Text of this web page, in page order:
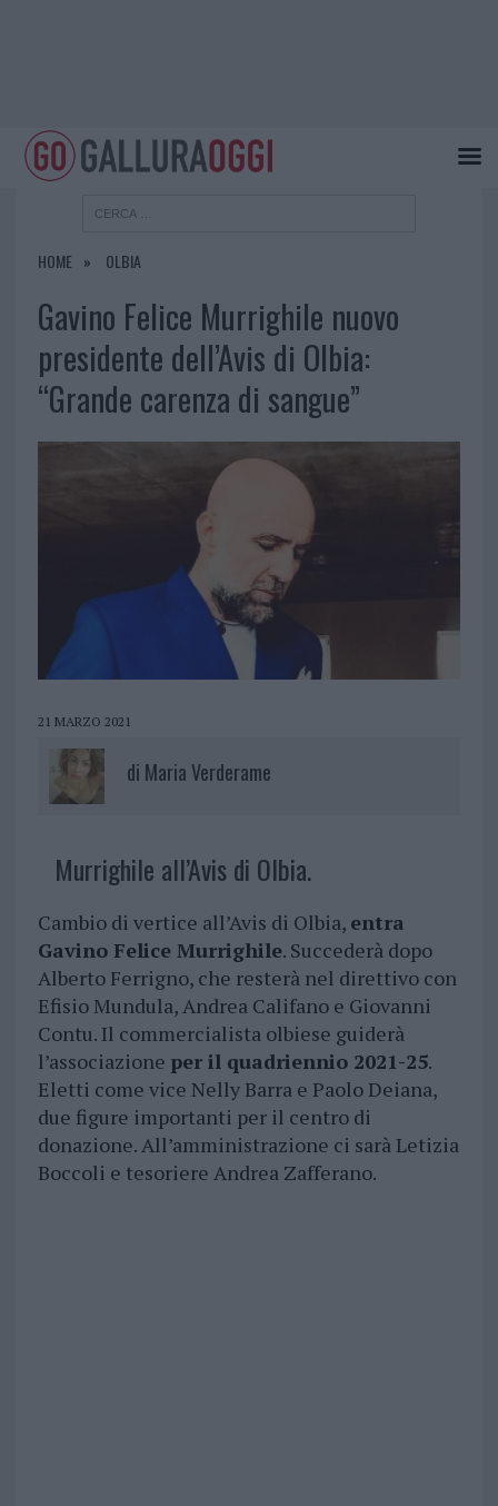
HOME OLBIA
Gavino Felice Murrighile nuovo
presidente dell’Avis di Olbia:
“Grande carenza di sangue”
21 MARZO 2021
di Maria Verderame
Murrighile all’Avis di Olbia.
Cambio di vertice all’Avis di Olbia, entra
Gavino Felice Murrighile. Succederà dopo
Alberto Ferrigno, che resterà nel direttivo con
Efisio Mundula, Andrea Califano e Giovanni
Contu. Il commercialista olbiese guiderà
l’associazione per il quadriennio 2021-25.
Eletti come vice Nelly Barra e Paolo Deiana,
due figure importanti per il centro di
donazione. All’amministrazione ci sarà Letizia
Boccoli e tesoriere Andrea Zafferano.